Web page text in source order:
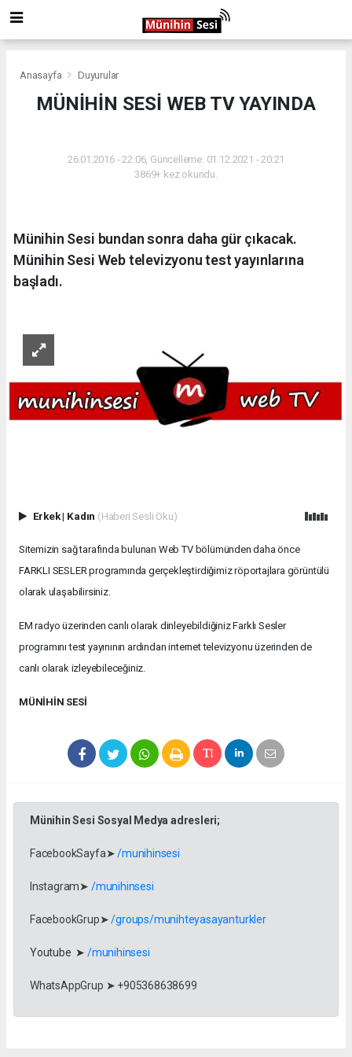
Anasayfa Duyurular
MÜNİHİN SESİ WEB TV YAYINDA
26.01.2016 - 22:06, Güncelleme: 01.12.2021 - 20:21
3869+ kez okundu.
Münihin Sesi bundan sonra daha gür çıkacak.
Münihin Sesi Web televizyonu test yayınlarına
başladı.
Erkek| Kadın (Haberi Sesli Oku)
Sitemizin sağ tarafında bulunan Web TV bölümünden daha önce
FARKLI SESLER programında gerçekleştirdiğimiz röportajlara görüntülü
olarak ulaşabilirsiniz.
EM radyo üzerinden canlı olarak dinleyebildiğiniz Farklı Sesler
programını test yayınının ardından internet televizyonu üzerinden de
canlı olarak izleyebileceğiniz.
MÜNİHİN SESİ
Münihin Sesi Sosyal Medya adresleri;
FacebookSayfa➤/munihinsesi
Instagram➤ /munihinsesi
FacebookGrup➤/groups/munihteyasayanturkler
Youtube ➤ /munihinsesi
WhatsAppGrup ➤ +905368638699